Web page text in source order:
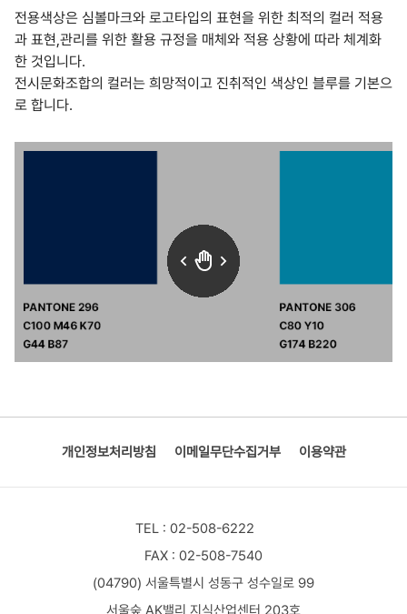
전용색상은 심볼마크와 로고타입의 표현을 위한 최적의 컬러 적용
과 표현,관리를 위한 활용 규정을 매체와 적용 상황에 따라 체계화
한 것입니다.
전시문화조합의 컬러는 희망적이고 진취적인 색상인 블루를 기본으
로 합니다.
개인정보처리방침 이메일무단수집거부 이용약관
TEL : 02-508-6222
FAX : 02-508-7540
(04790) 서울특별시 성동구 성수일로 99
서울숲 AK밸리 지식산업센터 203호